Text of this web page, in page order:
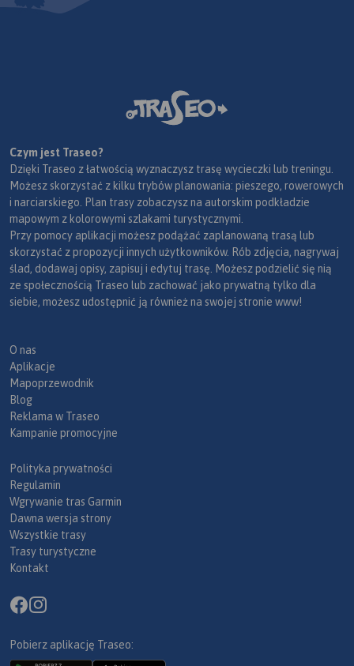
Czym jest Traseo?
Dzięki Traseo z łatwością wyznaczysz trasę wycieczki lub treningu.
Możesz skorzystać z kilku trybów planowania: pieszego, rowerowych
i narciarskiego. Plan trasy zobaczysz na autorskim podkładzie
mapowym z kolorowymi szlakami turystycznymi.
Przy pomocy aplikacji możesz podążać zaplanowaną trasą lub
skorzystać z propozycji innych użytkowników. Rób zdjęcia, nagrywaj
ślad, dodawaj opisy, zapisuj i edytuj trasę. Możesz podzielić się nią
ze społecznością Traseo lub zachować jako prywatną tylko dla
siebie, możesz udostępnić ją również na swojej stronie www!
O nas
Aplikacje
Mapoprzewodnik
Blog
Reklama w Traseo
Kampanie promocyjne
Polityka prywatności
Regulamin
Wgrywanie tras Garmin
Dawna wersja strony
Wszystkie trasy
Trasy turystyczne
Kontakt
Pobierz aplikację Traseo: